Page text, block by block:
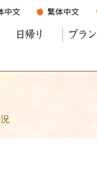
日帰り プラ